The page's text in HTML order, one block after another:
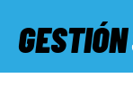
GESTIÓN